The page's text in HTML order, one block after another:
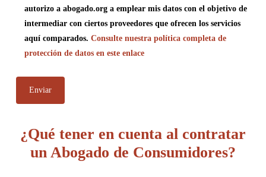
autorizo a abogado.org a emplear mis datos con el objetivo de
intermediar con ciertos proveedores que ofrecen los servicios
aquí comparados. Consulte nuestra política completa de
protección de datos en este enlace
¿Qué tener en cuenta al contratar
un Abogado de Consumidores?